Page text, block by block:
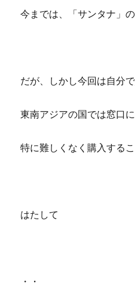
今までは、「サンタナ」
だが、しかし今回は自分
東南アジアの国では窓口
特に難しくなく購入するこ
はたして
・・